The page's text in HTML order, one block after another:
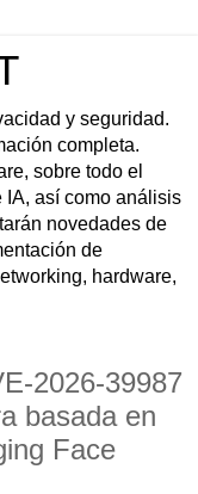
y seguridad.
completa.
sobre todo el
IA, así como análisis
novedades de
de
hardware,
2026-39987
basada en
Face